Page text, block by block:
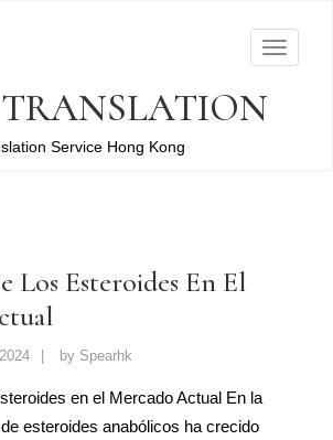
T
TRANSLATION
Service Hong Kong
Los Esteroides En El
by Spearhk
en el Mercado Actual En la
esteroides anabólicos ha crecido